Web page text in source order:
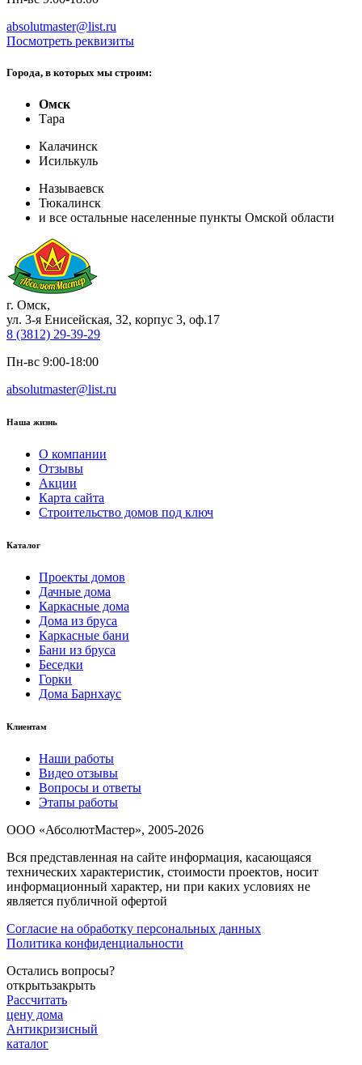
absolutmaster@list.ru
Посмотреть реквизиты
Города, в которых мы строим:
Омск
Тара
Калачинск
Исилькуль
Называевск
Тюкалинск
и все остальные населенные пункты Омской области
г. Омск,
ул. 3-я Енисейская, 32, корпус 3, оф.17
8 (3812) 29-39-29
Пн-вс 9:00-18:00
absolutmaster@list.ru
Наша жизнь
О компании
Отзывы
Акции
Карта сайта
Строительство домов под ключ
Каталог
Проекты домов
Дачные дома
Каркасные дома
Дома из бруса
Каркасные бани
Бани из бруса
Беседки
Горки
Дома Барнхаус
Клиентам
Наши работы
Видео отзывы
Вопросы и ответы
Этапы работы
ООО «АбсолютМастер», 2005-2026
Вся представленная на сайте информация, касающаяся
технических характеристик, стоимости проектов, носит
информационный характер, ни при каких условиях не
является публичной офертой
Согласие на обработку персональных данных
Политика конфиденциальности
Остались вопросы?
открытьзакрыть
Рассчитать
цену дома
Антикризисный
каталог